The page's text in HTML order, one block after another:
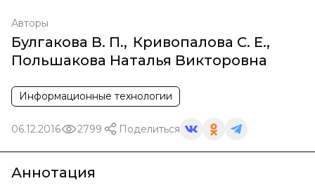
Авторы
Булгакова В. П., Кривопалова С. Е.,
Польшакова Наталья Викторовна
Информационные технологии
06.12.2016 2799 Поделиться
Аннотация